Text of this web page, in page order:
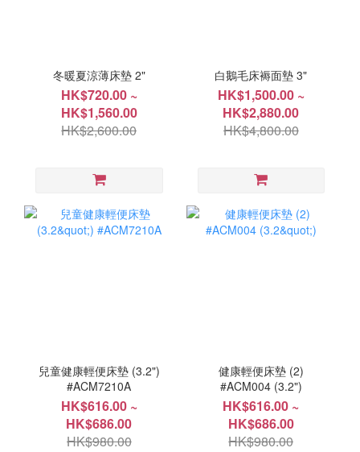
冬暖夏涼薄床墊 2"
HK$720.00 ~
HK$1,560.00
HK$2,600.00
白鵝毛床褥面墊 3"
HK$1,500.00 ~
HK$2,880.00
HK$4,800.00
兒童健康輕便床墊 (3.2")
#ACM7210A
HK$616.00 ~
HK$686.00
HK$980.00
健康輕便床墊 (2)
#ACM004 (3.2")
HK$616.00 ~
HK$686.00
HK$980.00